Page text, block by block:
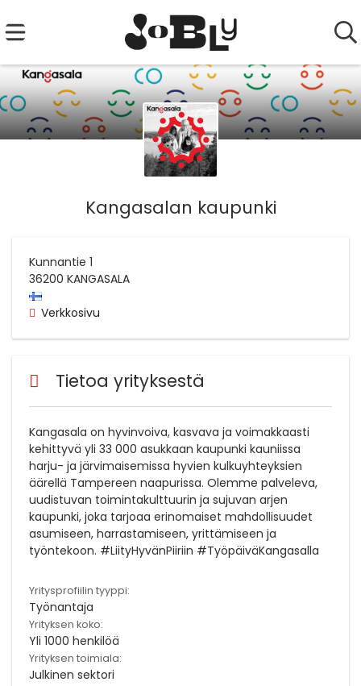
Kangasalan kaupunki
Kunnantie 1
36200 KANGASALA
Verkkosivu
Tietoa yrityksestä
Kangasala on hyvinvoiva, kasvava ja voimakkaasti
kehittyvä yli 33 000 asukkaan kaupunki kauniissa
harju- ja järvimaisemissa hyvien kulkuyhteyksien
äärellä Tampereen naapurissa. Olemme palveleva,
uudistuvan toimintakulttuurin ja sujuvan arjen
kaupunki, joka tarjoaa erinomaiset mahdollisuudet
asumiseen, harrastamiseen, yrittämiseen ja
työntekoon. #LiityHyvänPiiriin #TyöpäiväKangasalla
Yritysprofiilin tyyppi:
Työnantaja
Yrityksen koko:
Yli 1000 henkilöä
Yrityksen toimiala:
Julkinen sektori